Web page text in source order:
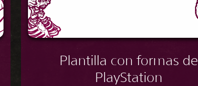
Plantilla con formas de
PlayStation